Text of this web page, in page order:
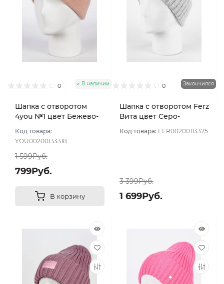
0 В наличии
Шапка с отворотом
4you №1 цвет Бежево-
Код товара:
YOU00200133318
1 599Руб.
799Руб.
В корзину
0 Закончился
Шапка с отворотом Ferz
Вита цвет Серо-
Код товара: FER00200113375
3 399Руб.
1 699Руб.